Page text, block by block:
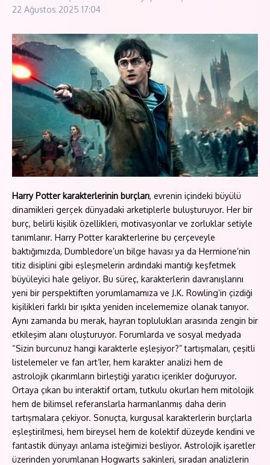
22 Ağustos 2025 17:04
Harry Potter karakterlerinin burçları, evrenin içindeki büyülü
dinamikleri gerçek dünyadaki arketiplerle buluşturuyor. Her bir
burç, belirli kişilik özellikleri, motivasyonlar ve zorluklar setiyle
tanımlanır. Harry Potter karakterlerine bu çerçeveyle
baktığımızda, Dumbledore’un bilge havası ya da Hermione’nin
titiz disiplini gibi eşleşmelerin ardındaki mantığı keşfetmek
büyüleyici hale geliyor. Bu süreç, karakterlerin davranışlarını
yeni bir perspektiften yorumlamamıza ve J.K. Rowling’in çizdiği
kişilikleri farklı bir ışıkta yeniden incelememize olanak tanıyor.
Aynı zamanda bu merak, hayran toplulukları arasında zengin bir
etkileşim alanı oluşturuyor. Forumlarda ve sosyal medyada
“Sizin burcunuz hangi karakterle eşleşiyor?” tartışmaları, çeşitli
listelemeler ve fan art’ler, hem karakter analizi hem de
astrolojik çıkarımların birleştiği yaratıcı içerikler doğuruyor.
Ortaya çıkan bu interaktif ortam, tutkulu okurları hem mitolojik
hem de bilimsel referanslarla harmanlanmış daha derin
tartışmalara çekiyor. Sonuçta, kurgusal karakterlerin burçlarla
eşleştirilmesi, hem bireysel hem de kolektif düzeyde kendini ve
fantastik dünyayı anlama isteğimizi besliyor. Astrolojik işaretler
üzerinden yorumlanan Hogwarts sakinleri, sıradan analizlerin